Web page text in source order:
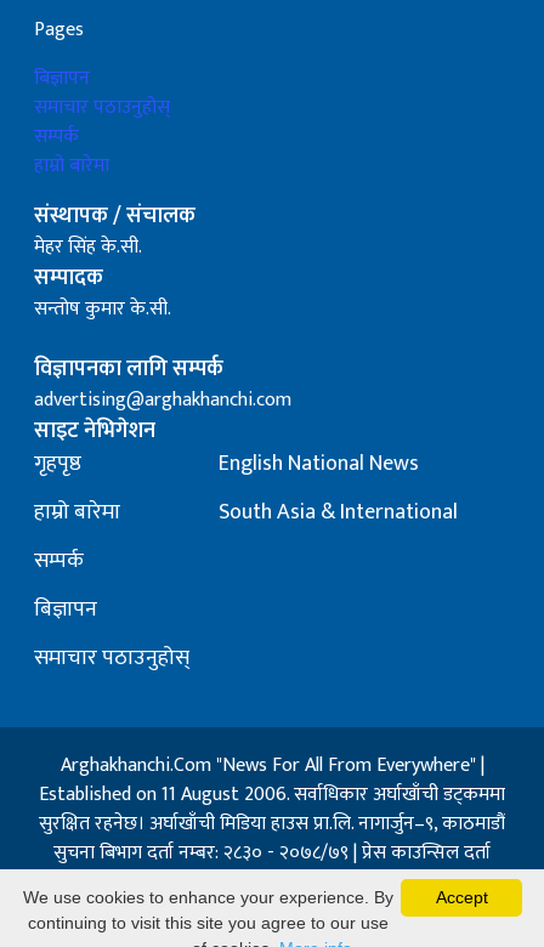
Pages
बिज्ञापन
समाचार पठाउनुहोस्
सम्पर्क
हाम्रो बारेमा
संस्थापक / संचालक
मेहर सिंह के.सी.
सम्पादक
सन्तोष कुमार के.सी.
विज्ञापनका लागि सम्पर्क
advertising@arghakhanchi.com
साइट नेभिगेशन
गृहपृष्ठ
हाम्रो बारेमा
सम्पर्क
बिज्ञापन
समाचार पठाउनुहोस्
English National News
South Asia & International
Arghakhanchi.Com "News For All From Everywhere" |
Established on 11 August 2006. सर्वाधिकार अर्घाखाँची डट्कममा
सुरक्षित रहनेछ। अर्घाखाँची मिडिया हाउस प्रा.लि. नागार्जुन–९, काठमाडौं
सुचना बिभाग दर्ता नम्बर: २८३० - २०७८/७९ | प्रेस काउन्सिल दर्ता
नम्बर: १३२ / २०७३-०४-२१ | जिप्रका सि- नम्बर: ७, दर्ता नम्बर
७-०६७-६८
Accept
We use cookies to enhance your experience. By
continuing to visit this site you agree to our use